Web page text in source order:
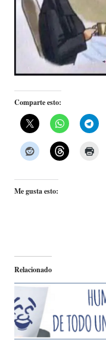
Comparte esto:
Me gusta esto:
Relacionado